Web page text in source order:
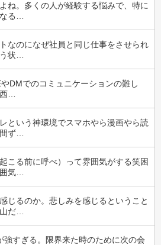
ね。多くの人が経験する悩みで、特に
る…
なのになぜ社員と同じ仕事をさせられ
状…
DMでのコミュニケーションの難し
…
という神環境でスマホやら漫画やら読
ず…
こる前に呼べ）って雰囲気がする笑困
気…
じるのか。悲しみを感じるということ
だ…
強すぎる。限界来た時のために次の会